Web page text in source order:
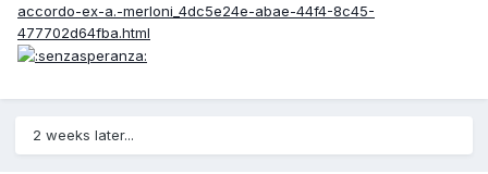
accordo-ex-a.-merloni_4dc5e24e-abae-44f4-8c45-
477702d64fba.html
2 weeks later...